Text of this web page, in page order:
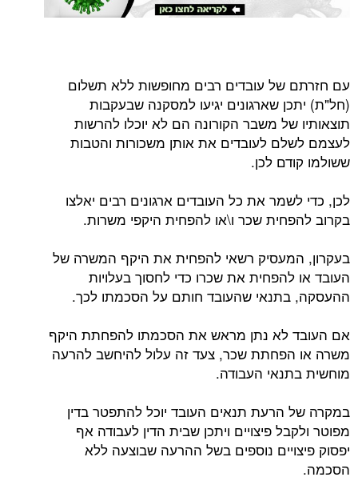
עם חזרתם של עובדים רבים מחופשות ללא תשלום
(חל"ת) יתכן שארגונים יגיעו למסקנה שבעקבות
תוצאותיו של משבר הקורונה הם לא יוכלו להרשות
לעצמם לשלם לעובדים את אותן משכורות והטבות
ששולמו קודם לכן.
לכן, כדי לשמר את כל העובדים ארגונים רבים יאלצו
בקרוב להפחית שכר ו\או להפחית היקפי משרות.
בעקרון, המעסיק רשאי להפחית את היקף המשרה של
העובד או להפחית את שכרו כדי לחסוך בעלויות
ההעסקה, בתנאי שהעובד חותם על הסכמתו לכך.
אם העובד לא נתן מראש את הסכמתו להפחתת היקף
משרה או הפחתת שכר, צעד זה עלול להיחשב להרעה
מוחשית בתנאי העבודה.
במקרה של הרעת תנאים העובד יוכל להתפטר בדין
מפוטר ולקבל פיצויים ויתכן שבית הדין לעבודה אף
יפסוק פיצויים נוספים בשל ההרעה שבוצעה ללא
הסכמה.